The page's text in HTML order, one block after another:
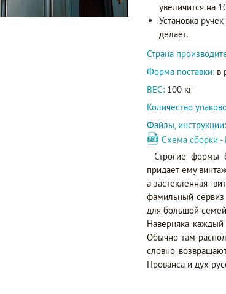
увеличится на
Установка
делает.
Страна
Форма поставки: в
ВЕС: 100 кг
Количество
Файлы, инструкции:
Схема сборки -
Строгие формы
придает ему
а застекленная
фамильный сервиз
для большой
Наверняка
Обычно там
словно
Прованса и дух